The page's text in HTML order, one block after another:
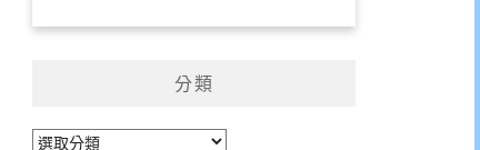
分類
分